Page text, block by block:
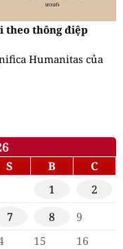
theo thông điệp
Humanitas của
S B
C
1
2
7 8
9
15
16